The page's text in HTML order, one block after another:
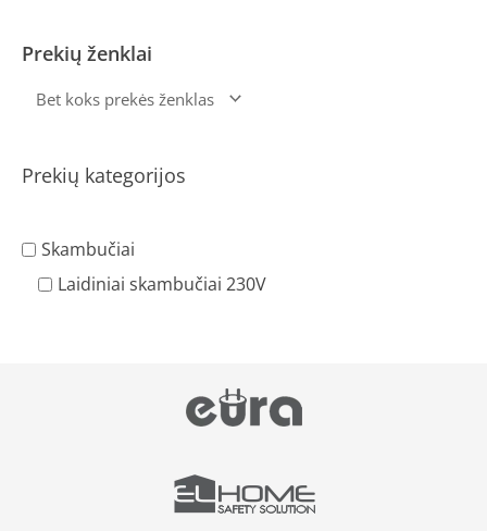
Prekių ženklai
Prekių kategorijos
Skambučiai
Laidiniai skambučiai 230V